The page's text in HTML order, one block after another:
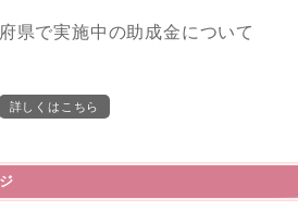
県で実施中の助成金について
詳しくはこちら